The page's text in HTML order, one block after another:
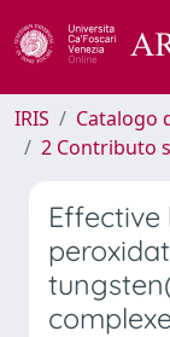
IRIS
Catalogo
2 Contributo